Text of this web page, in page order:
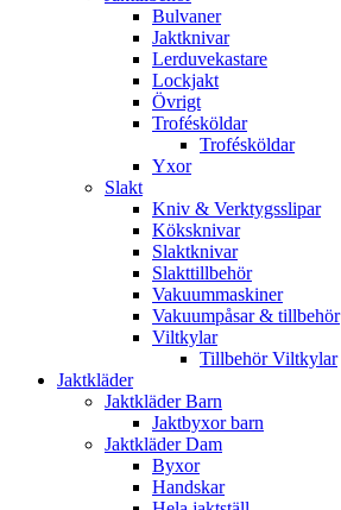
Bulvaner
Jaktknivar
Lerduvekastare
Lockjakt
Övrigt
Trofésköldar
Trofésköldar
Yxor
Slakt
Kniv & Verktygsslipar
Köksknivar
Slaktknivar
Slakttillbehör
Vakuummaskiner
Vakuumpåsar & tillbehör
Viltkylar
Tillbehör Viltkylar
Jaktkläder
Jaktkläder Barn
Jaktbyxor barn
Jaktkläder Dam
Byxor
Handskar